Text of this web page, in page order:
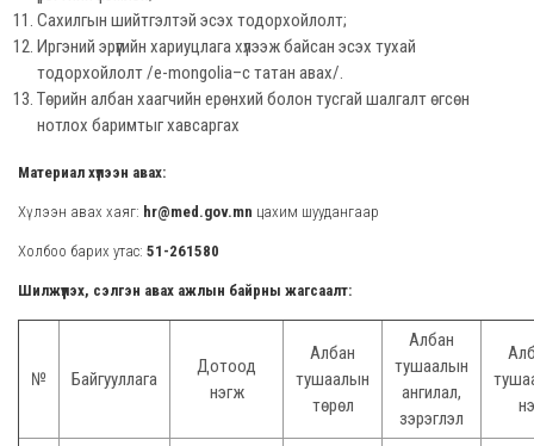
Сахилгын шийтгэлтэй эсэх тодорхойлолт;
Иргэний эрүүгийн хариуцлага хүлээж байсан эсэх тухай
тодорхойлолт /e-mongolia–с татан авах/.
Төрийн албан хаагчийн ерөнхий болон тусгай шалгалт өгсөн
нотлох баримтыг хавсаргах
Материал хүлээн авах:
Хүлээн авах хаяг: hr@med.gov.mn цахим шуудангаар
Холбоо барих утас: 51-261580
Шилжүүлэх, сэлгэн авах ажлын байрны жагсаалт:
№ Байгууллага
Дотоод
нэгж
Албан
тушаалын
төрөл
Албан
тушаалын
ангилал,
зэрэглэл